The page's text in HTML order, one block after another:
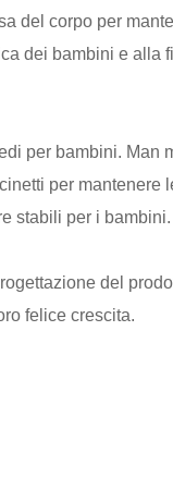
del corpo per
dei bambini e alla
per bambini. Man
per mantenere
stabili per i bambini.
del
felice crescita.